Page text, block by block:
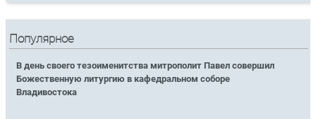
Популярное
В день своего тезоименитства митрополит Павел совершил
Божественную литургию в кафедральном соборе
Владивостока